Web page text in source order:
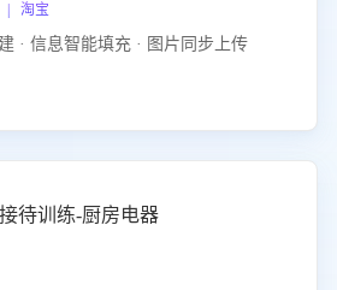
| 淘宝
· 信息智能填充 · 图片同步上传
待训练-厨房电器